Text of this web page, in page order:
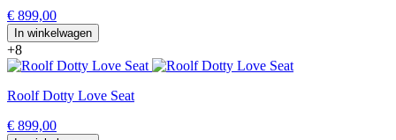
€ 899,00
In winkelwagen
+8
Roolf Dotty Love Seat
€ 899,00